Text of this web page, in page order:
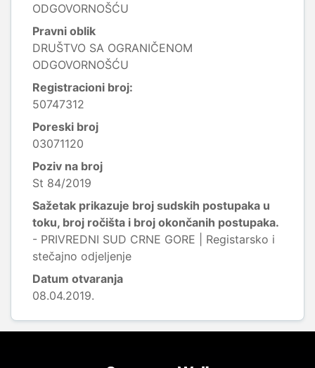
ODGOVORNOŠĆU
Pravni oblik
DRUŠTVO SA OGRANIČENOM
ODGOVORNOŠĆU
Registracioni broj:
50747312
Poreski broj
03071120
Poziv na broj
St 84/2019
Sažetak prikazuje broj sudskih postupaka u
toku, broj ročišta i broj okončanih postupaka.
- PRIVREDNI SUD CRNE GORE | Registarsko i
stečajno odjeljenje
Datum otvaranja
08.04.2019.